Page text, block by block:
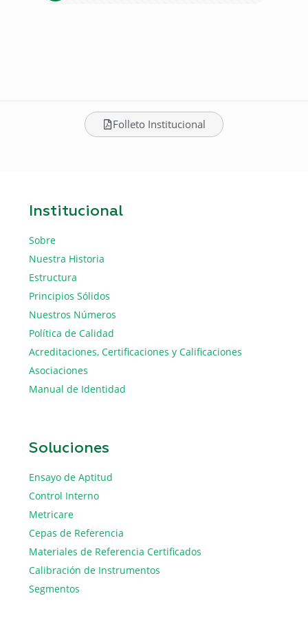
Folleto Institucional
Institucional
Sobre
Nuestra Historia
Estructura
Principios Sólidos
Nuestros Números
Política de Calidad
Acreditaciones, Certificaciones y Calificaciones
Asociaciones
Manual de Identidad
Soluciones
Ensayo de Aptitud
Control Interno
Metricare
Cepas de Referencia
Materiales de Referencia Certificados
Calibración de Instrumentos
Segmentos